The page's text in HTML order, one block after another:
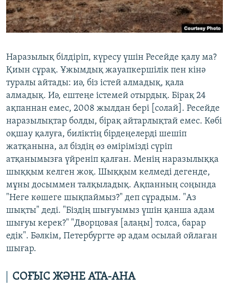
Наразылық білдіріп, күресу үшін Ресейде қалу ма?
Қиын сұрақ. Ұжымдық жауапкершілік пен кінә
туралы айтады: иә, біз істей алмадық, қала
алмадық. Иә, ештеңе істемей отырдық. Бірақ 24
ақпаннан емес, 2008 жылдан бері [солай]. Ресейде
наразылықтар болды, бірақ айтарлықтай емес. Көбі
оқшау қалуға, биліктің бірдеңелерді шешіп
жатқанына, ал біздің өз өмірімізді сүріп
атқанымызға үйреніп қалған. Менің наразылыққа
шыққым келген жоқ. Шыққым келмеді дегенде,
мұны досыммен талқыладық. Ақпанның соңында
"Неге көшеге шықпаймыз?" деп сұрадым. "Аз
шықты" деді. "Біздің шығуымыз үшін қанша адам
шығуы керек?" "Дворцовая [алаңы] толса, барар
едік". Бәлкім, Петербургте әр адам осылай ойлаған
шығар.
СОҒЫС ЖӘНЕ АТА-АНА